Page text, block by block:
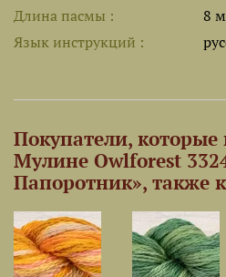
Длина пасмы
8 м
Язык инструкций
Покупатели,
Мулине Owlforest
Папоротник», также